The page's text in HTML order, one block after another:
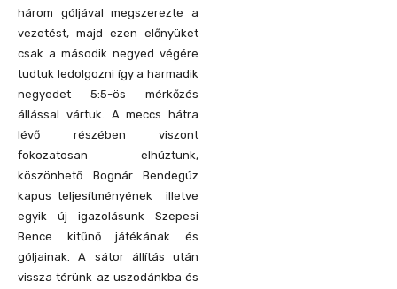
három góljával megszerezte a
vezetést, majd ezen előnyüket
csak a második negyed végére
tudtuk ledolgozni így a harmadik
negyedet 5:5-ös mérkőzés
állással vártuk. A meccs hátra
lévő részében viszont
fokozatosan elhúztunk,
köszönhető Bognár Bendegúz
kapus teljesítményének illetve
egyik új igazolásunk Szepesi
Bence kitűnő játékának és
góljainak. A sátor állítás után
vissza térünk az uszodánkba és